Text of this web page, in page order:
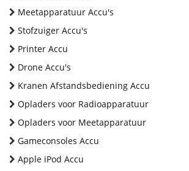
Meetapparatuur Accu's
Stofzuiger Accu's
Printer Accu
Drone Accu's
Kranen Afstandsbediening Accu
Opladers voor Radioapparatuur
Opladers voor Meetapparatuur
Gameconsoles Accu
Apple iPod Accu